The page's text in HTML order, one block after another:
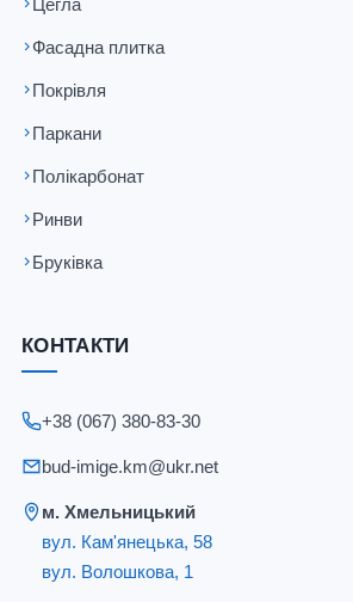
Фасадна плитка
Покрівля
Паркани
Полікарбонат
Ринви
Бруківка
КОНТАКТИ
+38 (067) 380-83-30
bud-imige.km@ukr.net
м. Хмельницький
вул. Кам'янецька, 58
вул. Волошкова, 1